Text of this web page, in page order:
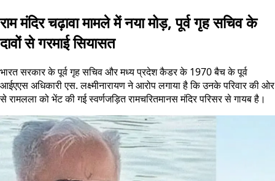
राम मंदिर चढ़ावा मामले में नया मोड़, पूर्व गृह सचिव के
दावों से गरमाई सियासत
भारत सरकार के पूर्व गृह सचिव और मध्य प्रदेश कैडर के 1970 बैच के पूर्व
आईएएस अधिकारी एस. लक्ष्मीनारायण ने आरोप लगाया है कि उनके परिवार की ओर
से रामलला को भेंट की गई स्वर्णजड़ित रामचरितमानस मंदिर परिसर से गायब है।